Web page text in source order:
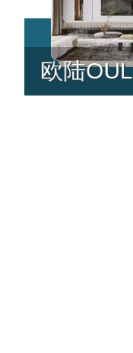
欧陆